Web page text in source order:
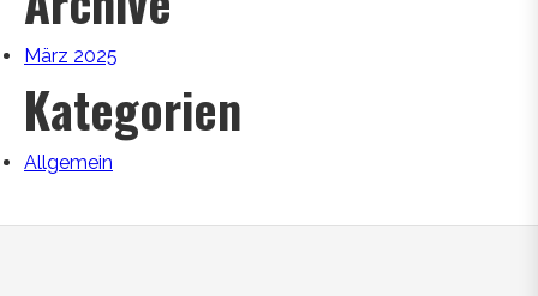
März 2025
Kategorien
Allgemein